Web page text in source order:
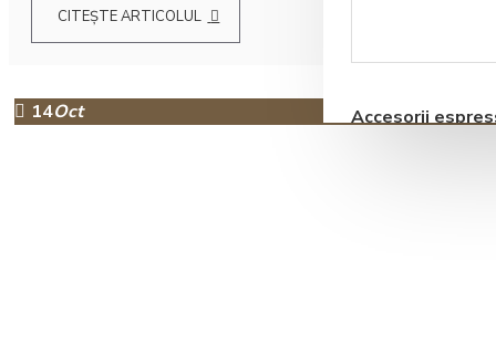
Blendere si Aparate
Accesorii
CITEȘTE ARTICOLUL
14Oct